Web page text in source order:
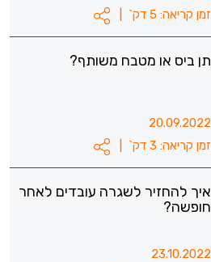
זמן קריאה: 5 דק`
תן ביס או מטבח משותף?
20.09.2022
זמן קריאה: 3 דק`
איך להחזיר לשגרה עובדים לאחר
חופשה?
23.10.2022